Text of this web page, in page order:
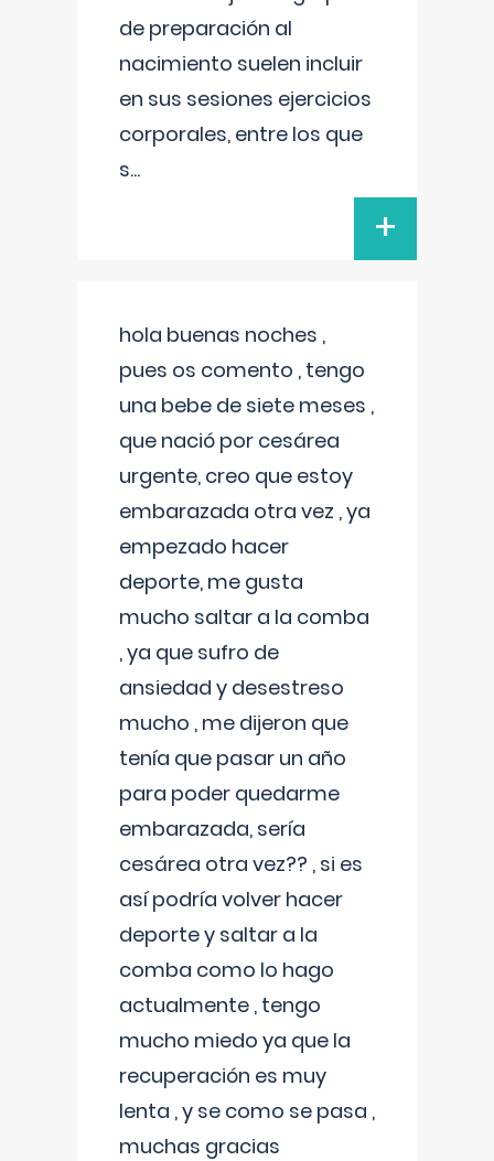
de preparación al
nacimiento suelen incluir
en sus sesiones ejercicios
corporales, entre los que
s...
+
hola buenas noches ,
pues os comento , tengo
una bebe de siete meses ,
que nació por cesárea
urgente, creo que estoy
embarazada otra vez , ya
empezado hacer
deporte, me gusta
mucho saltar a la comba
, ya que sufro de
ansiedad y desestreso
mucho , me dijeron que
tenía que pasar un año
para poder quedarme
embarazada, sería
cesárea otra vez?? , si es
así podría volver hacer
deporte y saltar a la
comba como lo hago
actualmente , tengo
mucho miedo ya que la
recuperación es muy
lenta , y se como se pasa ,
muchas gracias